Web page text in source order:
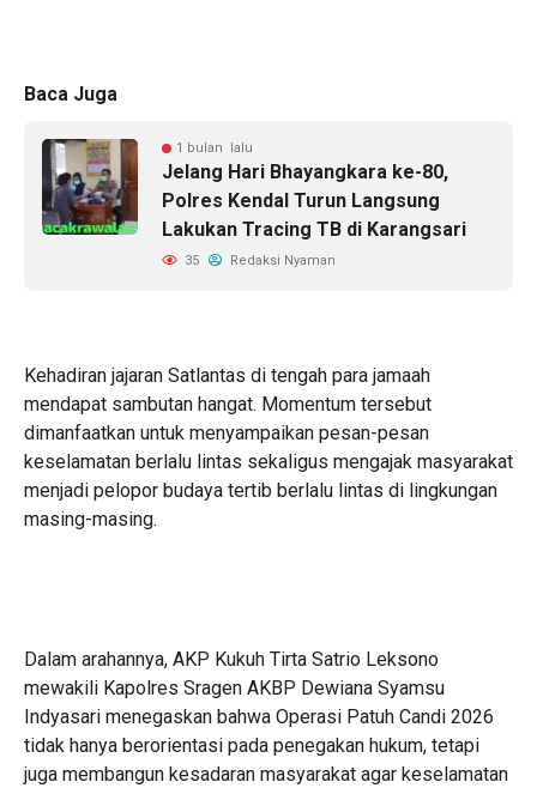
Baca Juga
1 bulan lalu
Jelang Hari Bhayangkara ke-80,
Polres Kendal Turun Langsung
Lakukan Tracing TB di Karangsari
35 Redaksi Nyaman
Kehadiran jajaran Satlantas di tengah para jamaah
mendapat sambutan hangat. Momentum tersebut
dimanfaatkan untuk menyampaikan pesan-pesan
keselamatan berlalu lintas sekaligus mengajak masyarakat
menjadi pelopor budaya tertib berlalu lintas di lingkungan
masing-masing.
Dalam arahannya, AKP Kukuh Tirta Satrio Leksono
mewakili Kapolres Sragen AKBP Dewiana Syamsu
Indyasari menegaskan bahwa Operasi Patuh Candi 2026
tidak hanya berorientasi pada penegakan hukum, tetapi
juga membangun kesadaran masyarakat agar keselamatan